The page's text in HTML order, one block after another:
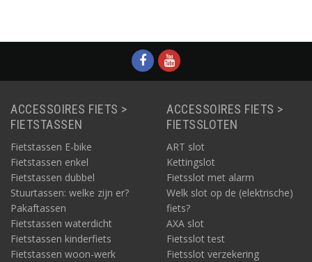
ACCESSOIRES FIETS >
FIETSTASSEN
Fietstassen E-bike
Fietstassen enkel
Fietstassen dubbel
Stuurtassen: welke zijn er?
Pakaftassen
Fietstassen waterdicht
Fietstassen kinderfiets
Fietstassen woon-werk
ACCESSOIRES FIETS >
FIETSSLOTEN
ART slot
Kettingslot
Fietsslot met alarm
Welk slot op de (elektrische)
fiets?
AXA slot
Fietsslot test
Fietsslot verzekering